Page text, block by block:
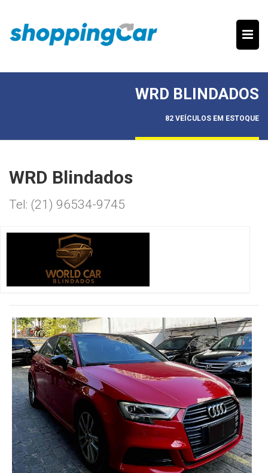
WRD BLINDADOS
82 VEÍCULOS EM ESTOQUE
WRD Blindados
Tel: (21) 96534-9745